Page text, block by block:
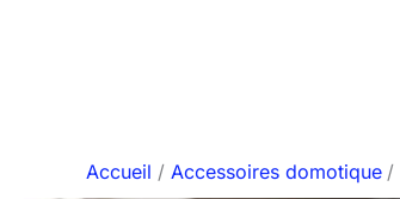
Accueil Accessoires domotique